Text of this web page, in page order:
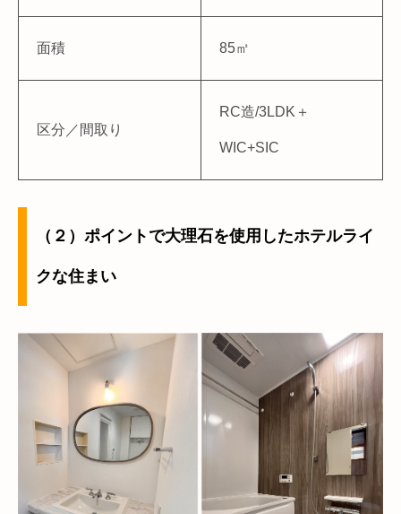
面積 85㎡
区分／間取り
RC造/3LDK＋
WIC+SIC
（２）ポイントで大理石を使用したホテルライ
クな住まい